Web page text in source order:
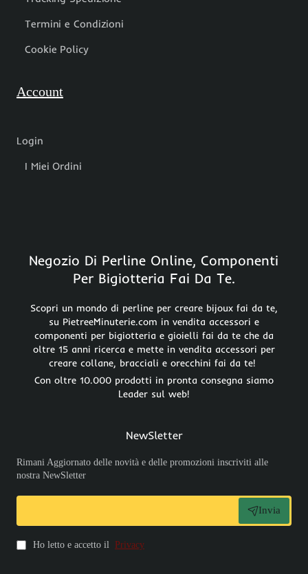
Termini e Condizioni
Cookie Policy
Account
Login
I Miei Ordini
Negozio Di Perline Online, Componenti
Per Bigiotteria Fai Da Te.
Scopri un mondo di perline per creare bijoux fai da te,
su PietreeMinuterie.com in vendita accessori e
componenti per bigiotteria e gioielli fai da te che da
oltre 15 anni ricerca e mette in vendita accessori per
creare collane, bracciali e orecchini fai da te!
Con oltre 10.000 prodotti in pronta consegna siamo
Leader sul web!
NewSletter
Rimani Aggiornato delle novità e delle promozioni inscriviti alle
nostra NewSletter
Invia
Ho letto e accetto il Privacy